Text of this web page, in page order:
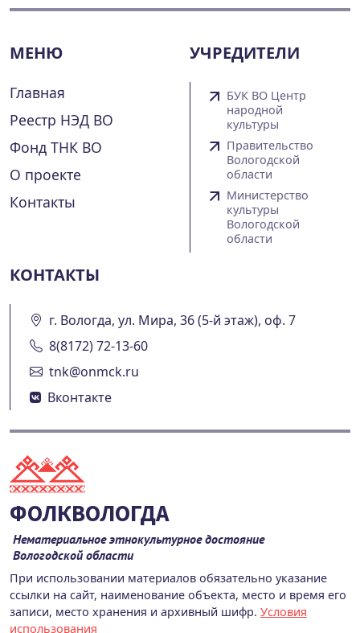
МЕНЮ
Главная
Реестр НЭД ВО
Фонд ТНК ВО
О проекте
Контакты
УЧРЕДИТЕЛИ
БУК ВО Центр
народной
культуры
Правительство
Вологодской
области
Министерство
культуры
Вологодской
области
КОНТАКТЫ
г. Вологда, ул. Мира, 36 (5-й этаж), оф. 7
8(8172) 72-13-60
tnk@onmck.ru
Вконтакте
ФОЛКВОЛОГДА
Нематериальное этнокультурное достояние
Вологодской области
При использовании материалов обязательно указание
ссылки на сайт, наименование объекта, место и время его
записи, место хранения и архивный шифр. Условия
использования